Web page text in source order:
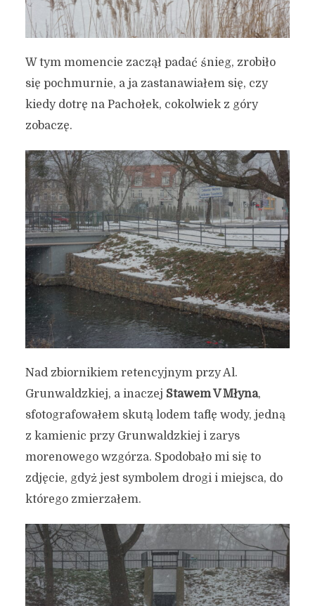
W tym momencie zaczął padać śnieg, zrobiło
się pochmurnie, a ja zastanawiałem się, czy
kiedy dotrę na Pachołek, cokolwiek z góry
zobaczę.
Nad zbiornikiem retencyjnym przy Al.
Grunwaldzkiej, a inaczej Stawem V Młyna,
sfotografowałem skutą lodem taflę wody, jedną
z kamienic przy Grunwaldzkiej i zarys
morenowego wzgórza. Spodobało mi się to
zdjęcie, gdyż jest symbolem drogi i miejsca, do
którego zmierzałem.